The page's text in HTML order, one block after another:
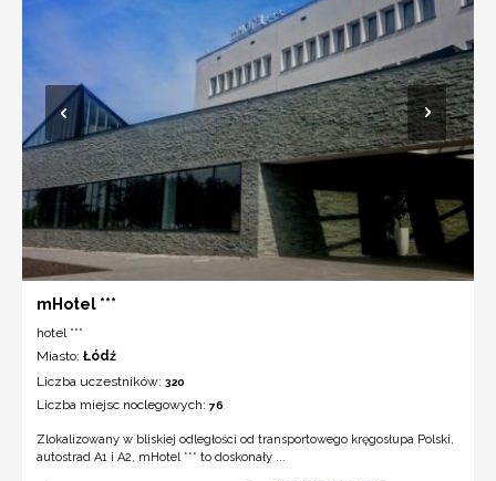
mHotel ***
hotel ***
Miasto: Łódź
Liczba uczestników: 320
Liczba miejsc noclegowych: 76
Zlokalizowany w bliskiej odległości od transportowego kręgosłupa Polski,
autostrad A1 i A2, mHotel *** to doskonały ...